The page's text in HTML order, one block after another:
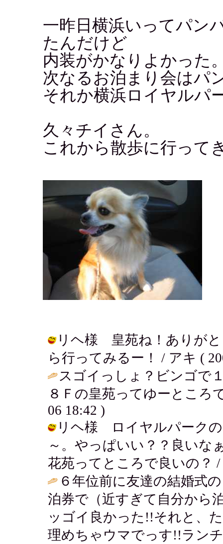
一昨日横浜いってパン
たんだけど
内装がかなりよかった
次なるお泊まり会はパ
それか横浜ロイヤルパ
久々チイさん。
これから散歩に行って
リヘ様 皇苑ね！ありがと
ら行ってみるー！ / アキ (
スゴイっしょ？ビンゴで
８Ｆの皇苑ってゆーところ
06 18:42 )
リヘ様 ロイヤルパークの
～。やっぱいい？？良い
花苑ってところで良いの？ /
６年位前に友達の結婚式
泊券で（近すぎて自分から
ッゴイ良かった!!それと、
理めちゃウマでっす!!ラン